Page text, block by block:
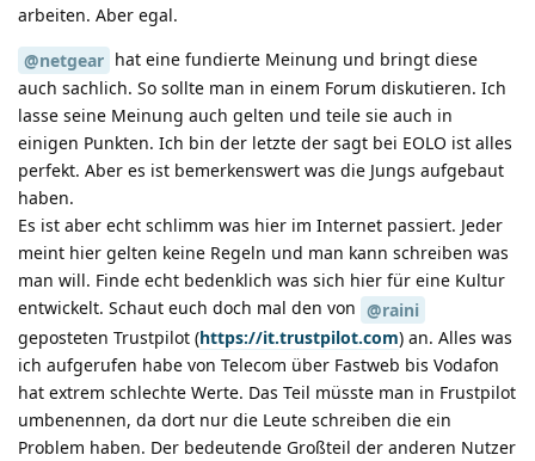
arbeiten. Aber egal.
@netgear hat eine fundierte Meinung und bringt diese
auch sachlich. So sollte man in einem Forum diskutieren. Ich
lasse seine Meinung auch gelten und teile sie auch in
einigen Punkten. Ich bin der letzte der sagt bei EOLO ist alles
perfekt. Aber es ist bemerkenswert was die Jungs aufgebaut
haben.
Es ist aber echt schlimm was hier im Internet passiert. Jeder
meint hier gelten keine Regeln und man kann schreiben was
man will. Finde echt bedenklich was sich hier für eine Kultur
entwickelt. Schaut euch doch mal den von @raini
geposteten Trustpilot (https://it.trustpilot.com) an. Alles was
ich aufgerufen habe von Telecom über Fastweb bis Vodafon
hat extrem schlechte Werte. Das Teil müsste man in Frustpilot
umbenennen, da dort nur die Leute schreiben die ein
Problem haben. Der bedeutende Großteil der anderen Nutzer